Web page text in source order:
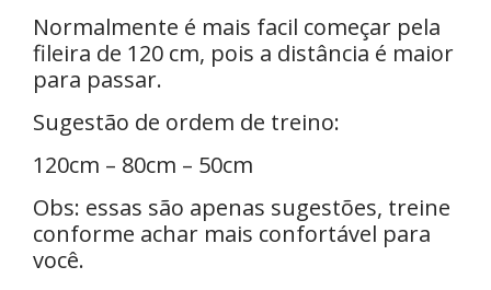
Normalmente é mais facil começar pela
fileira de 120 cm, pois a distância é maior
para passar.
Sugestão de ordem de treino:
120cm – 80cm – 50cm
Obs: essas são apenas sugestões, treine
conforme achar mais confortável para
você.